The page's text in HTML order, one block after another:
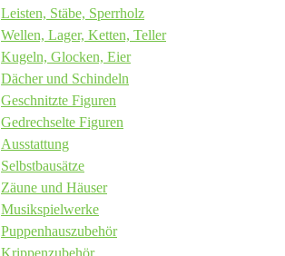
Leisten, Stäbe, Sperrholz
Wellen, Lager, Ketten, Teller
Kugeln, Glocken, Eier
Dächer und Schindeln
Geschnitzte Figuren
Gedrechselte Figuren
Ausstattung
Selbstbausätze
Zäune und Häuser
Musikspielwerke
Puppenhauszubehör
Krippenzubehör